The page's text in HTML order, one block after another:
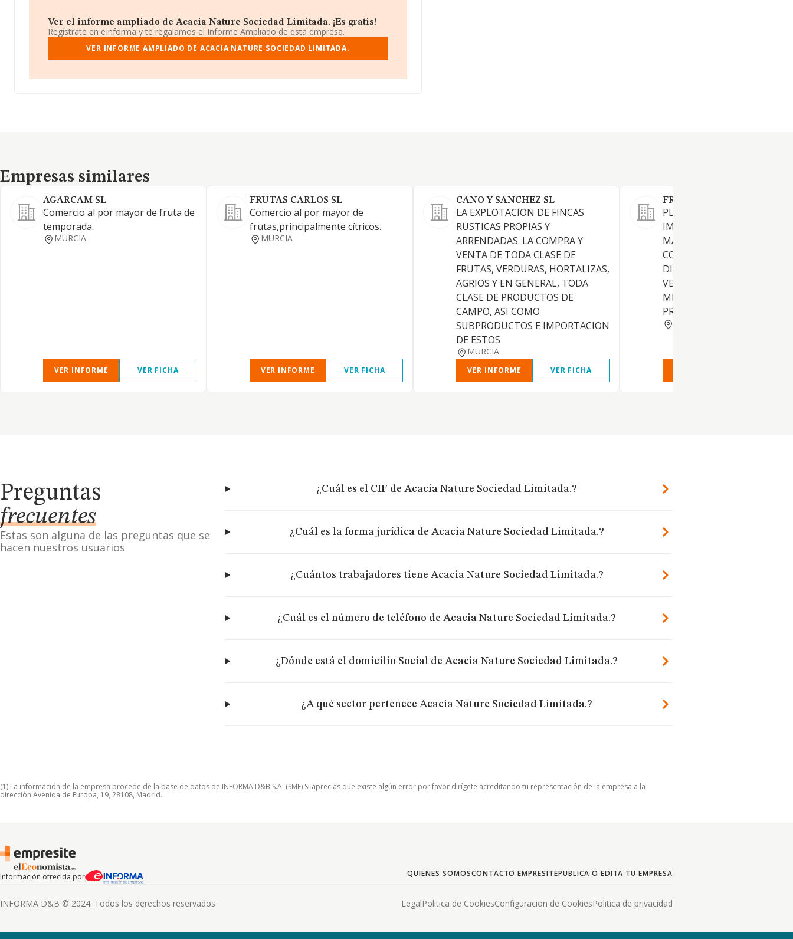
Ver el informe ampliado de Acacia Nature Sociedad Limitada. ¡Es gratis!
Regístrate en eInforma y te regalamos el Informe Ampliado de esta empresa.
VER INFORME AMPLIADO DE ACACIA NATURE SOCIEDAD LIMITADA.
Empresas similares
Empresas similares
AGARCAM SL
Comercio al por mayor de fruta de
temporada.
MURCIA
VER INFORME VER FICHA
FRUTAS CARLOS SL
Comercio al por mayor de
frutas,principalmente cítricos.
MURCIA
VER INFORME VER FICHA
CANO Y SANCHEZ SL
LA EXPLOTACION DE FINCAS
RUSTICAS PROPIAS Y
ARRENDADAS. LA COMPRA Y
VENTA DE TODA CLASE DE
FRUTAS, VERDURAS, HORTALIZAS,
AGRIOS Y EN GENERAL, TODA
CLASE DE PRODUCTOS DE
CAMPO, ASI COMO
SUBPRODUCTOS E IMPORTACION
DE ESTOS
MURCIA
VER INFORME VER FICHA
FRUMONSA SL
PLANTACION, CULTIVO,
IMPORTACION Y COMPRA
MAYOR Y AL POR MENOR ASI
COMO LA
DISTRIBUCION,
VENTA AL POR MAYOR Y AL
MENOR, DE TODA CLASE DE
PRODUCTOS AGRICOLAS.
Preguntas
frecuentes
Estas son alguna de las preguntas que se
hacen nuestros usuarios
¿Cuál es el CIF de Acacia Nature Sociedad Limitada.?
¿Cuál es la forma jurídica de Acacia Nature Sociedad Limitada.?
¿Cuántos trabajadores tiene Acacia Nature Sociedad Limitada.?
¿Cuál es el número de teléfono de Acacia Nature Sociedad Limitada.?
¿Dónde está el domicilio Social de Acacia Nature Sociedad Limitada.?
¿A qué sector pertenece Acacia Nature Sociedad Limitada.?
(1) La información de la empresa procede de la base de datos de INFORMA D&B S.A. (SME) Si aprecias que existe algún error por favor dirígete acreditando tu representación de la empresa a la
dirección Avenida de Europa, 19, 28108, Madrid.
Información ofrecida por QUIENES SOMOSCONTACTO EMPRESITEPUBLICA O EDITA TU EMPRESA
INFORMA D&B © 2024. Todos los derechos reservados LegalPolitica de CookiesConfiguracion de CookiesPolitica de privacidad